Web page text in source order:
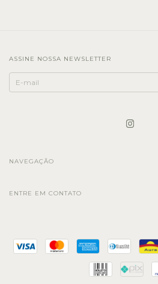
ASSINE NOSSA NEWSLETTER
NAVEGAÇÃO
ENTRE EM CONTATO